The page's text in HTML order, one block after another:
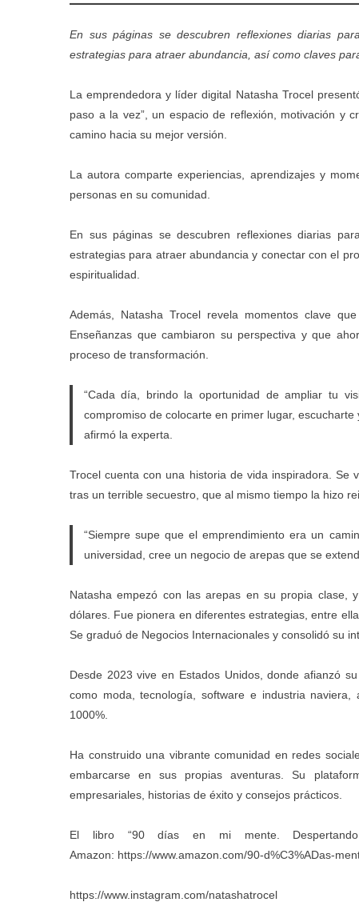
En sus páginas se descubren reflexiones diarias
estrategias para atraer abundancia, así como claves
La emprendedora y líder digital Natasha Trocel
paso a la vez”, un espacio de reflexión, motivación y
camino hacia su mejor versión.
La autora comparte experiencias, aprendizajes y
personas en su comunidad.
En sus páginas se descubren reflexiones diarias
estrategias para atraer abundancia y conectar con el
espiritualidad.
Además, Natasha Trocel revela momentos clave
Enseñanzas que cambiaron su perspectiva y que
proceso de transformación.
“Cada día, brindo la oportunidad de ampliar tu
compromiso de colocarte en primer lugar,
afirmó la experta.
Trocel cuenta con una historia de vida inspiradora.
tras un terrible secuestro, que al mismo tiempo la hizo
“Siempre supe que el emprendimiento era un
universidad, cree un negocio de arepas que se
Natasha empezó con las arepas en su propia clase,
dólares. Fue pionera en diferentes estrategias, entre
Se graduó de Negocios Internacionales y consolidó su
Desde 2023 vive en Estados Unidos, donde afianzó
como moda, tecnología, software e industria
1000%.
Ha construido una vibrante comunidad en redes
embarcarse en sus propias aventuras. Su
empresariales, historias de éxito y consejos prácticos.
El libro “90 días en mi mente.
Amazon: https://www.amazon.com/90-d%C3%ADas-
https://www.instagram.com/natashatrocel